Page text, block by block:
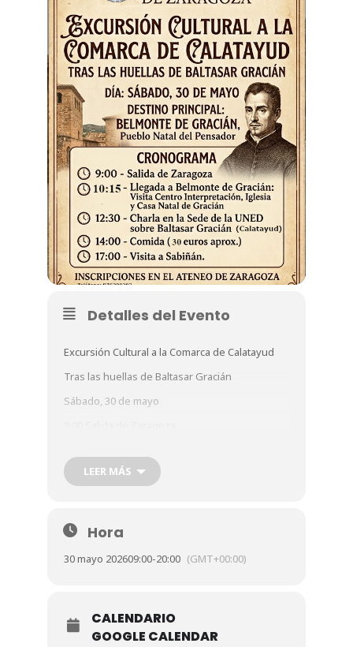
Detalles del Evento
Excursión Cultural a la Comarca de Calatayud
Tras las huellas de Baltasar Gracián
Sábado, 30 de mayo
centro de interpretación, Iglesia y Casa Natal de
Gracián
14:00 Comida en Calatayud
17:00 Visita a Sabiñan
ateneozgz@hotmail.com
976298202-689695656
LEER MÁS
Hora
30 mayo 202609:00-20:00 (GMT+00:00)
CALENDARIO
GOOGLE CALENDAR